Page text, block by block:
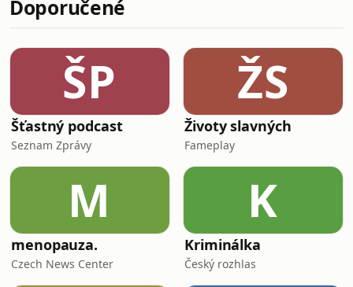
ty nepředstavuje ani Lincoln ani
Washington, ale fejkový kovboj Marion
Wayne.
Doporučené
ŠP
Šťastný podcast
Seznam Zprávy
ŽS
Životy slavných
Fameplay
M
menopauza.
Czech News Center
K
Kriminálka
Český rozhlas